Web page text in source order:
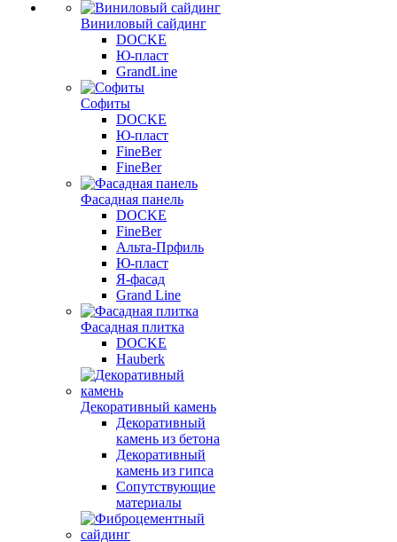
Виниловый сайдинг
DOCKE
Ю-пласт
GrandLine
Софиты
DOCKE
Ю-пласт
FineBer
FineBer
Фасадная панель
DOCKE
FineBer
Альта-Прфиль
Ю-пласт
Я-фасад
Grand Line
Фасадная плитка
DOCKE
Hauberk
Декоративный камень
Декоративный
камень из бетона
Декоративный
камень из гипса
Сопутствующие
материалы